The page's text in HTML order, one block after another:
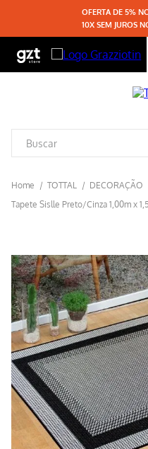
OFERTA DE 5%
10X SEM JUROS
TOTTAL DECORAÇÃO
Tapete Sislle Preto/Cinza 1,00m x